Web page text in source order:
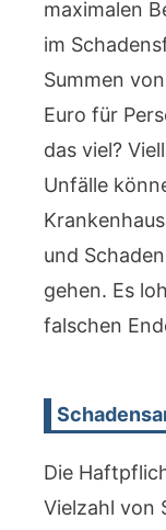
maximalen
im
Summen
Euro für
das viel?
Unfälle
und
gehen. Es
falschen
Die
Vielzahl von